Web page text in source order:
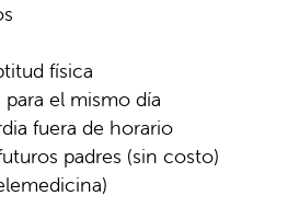
física
el mismo día
fuera de horario
padres (sin costo)